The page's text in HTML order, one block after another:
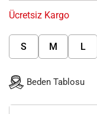
Ücretsiz Kargo
S M L
Beden Tablosu